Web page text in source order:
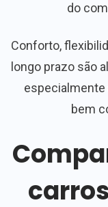
do
Conforto,
longo prazo são
especialmente
bem